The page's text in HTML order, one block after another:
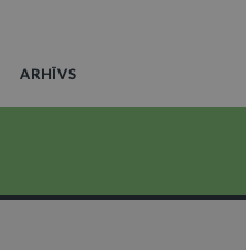
ARHĪVS